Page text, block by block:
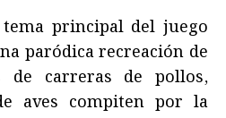
principal del juego
paródica recreación de
de carreras de pollos,
aves compiten por la